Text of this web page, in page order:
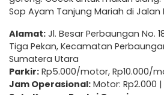
Sop Ayam Tanjung Mariah di Jalan
Alamat: Jl. Besar Perbaungan No.
Tiga Pekan, Kecamatan
Sumatera Utara
Parkir: Rp5.000/motor, Rp10.000/
Jam Operasional: Motor: Rp2.000